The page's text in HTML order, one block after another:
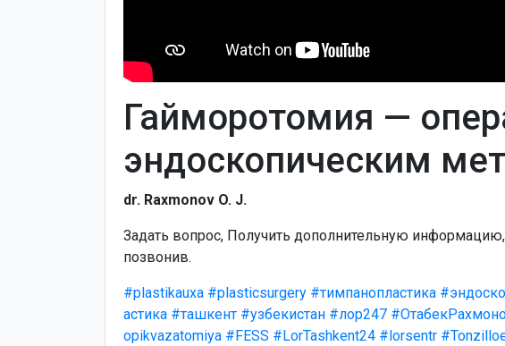
Гайморотомия —
эндоскопическим
dr. Raxmonov O. J.
Задать вопрос, Получить дополнительную
позвонив.
#plastikauxa #plasticsurgery #тимпанопластика
астика #ташкент #узбекистан #лор247
opikvazatomiya #FESS #LorTashkent24 #lorsentr